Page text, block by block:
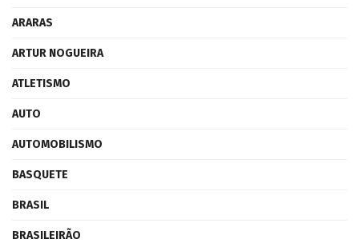
ARARAS
ARTUR NOGUEIRA
ATLETISMO
AUTO
AUTOMOBILISMO
BASQUETE
BRASIL
BRASILEIRÃO